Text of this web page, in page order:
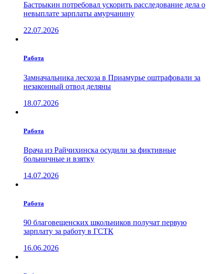
Бастрыкин потребовал ускорить расследование дела о
невыплате зарплаты амурчанину
22.07.2026
Работа
Замначальника лесхоза в Приамурье оштрафовали за
незаконный отвод деляны
18.07.2026
Работа
Врача из Райчихинска осудили за фиктивные
больничные и взятку
14.07.2026
Работа
90 благовещенских школьников получат первую
зарплату за работу в ГСТК
16.06.2026